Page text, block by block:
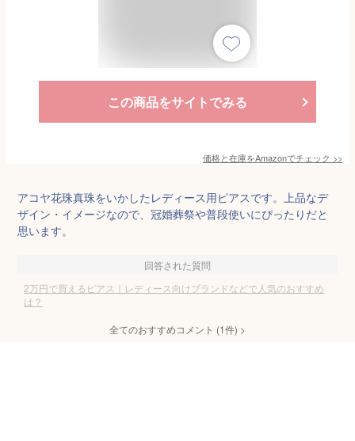
この商品をサイトでみる
価格と在庫をAmazonでチェック >>
アコヤ花珠真珠をいかしたレディース用ピアスです。上品なデ
ザイン・イメージなので、冠婚葬祭や普段使いにぴったりだと
思います。
回答された質問
2万円で買えるピアス｜レディース向けブランドなどで人気のおすすめ
は？
全てのおすすめコメント (1件) >